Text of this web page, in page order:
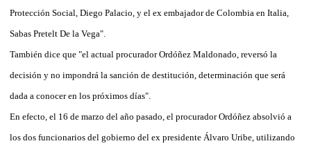
Protección Social, Diego Palacio, y el ex embajador de Colombia en Italia,
Sabas Pretelt De la Vega".
También dice que "el actual procurador Ordóñez Maldonado, reversó la
decisión y no impondrá la sanción de destitución, determinación que será
dada a conocer en los próximos días".
En efecto, el 16 de marzo del año pasado, el procurador Ordóñez absolvió a
los dos funcionarios del gobierno del ex presidente Álvaro Uribe, utilizando